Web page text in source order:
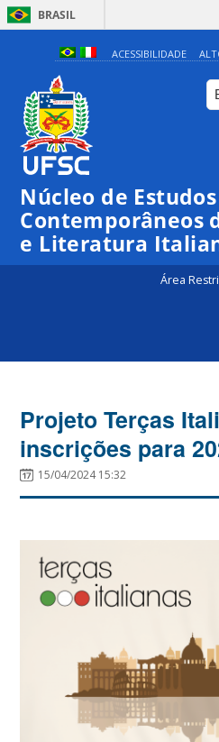
BRASIL
ACESSIBILIDADE
Núcleo de Estudos
Contemporâneos
e Literatura
Área
Projeto Terças
inscrições para
15/04/2024 15:32